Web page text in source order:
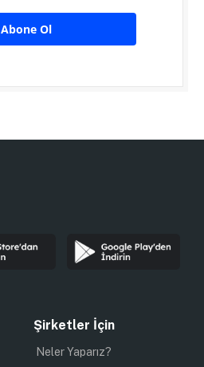
Abone Ol
Şirketler İçin
Neler Yaparız?